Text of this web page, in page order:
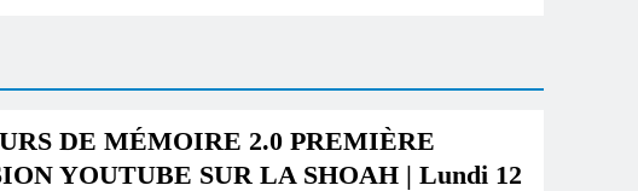
DE MÉMOIRE 2.0 PREMIÈRE
YOUTUBE SUR LA SHOAH | Lundi 12